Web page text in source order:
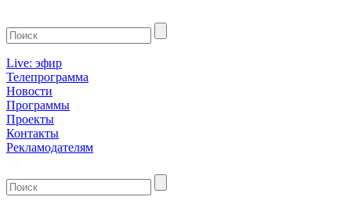
Live: эфир
Телепрограмма
Новости
Программы
Проекты
Контакты
Рекламодателям